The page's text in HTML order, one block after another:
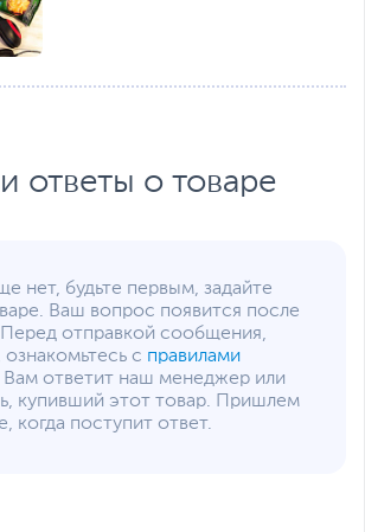
ответы о товаре
нет, будьте первым, задайте
Ваш вопрос появится после
отправкой сообщения,
с правилами
Вам ответит наш менеджер или
купивший этот товар. Пришлем
когда поступит ответ.